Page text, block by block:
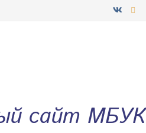
сайт МБУК